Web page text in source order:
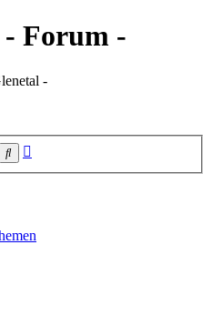
- Forum -
-
Suche